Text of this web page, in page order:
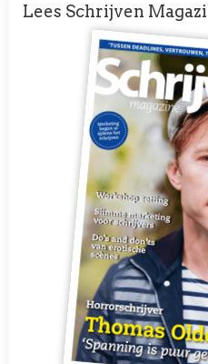
Lees Schrijven
Afbeelding